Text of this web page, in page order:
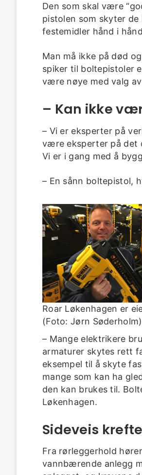
Den som skal være
pistolen som skyter
festemidler hånd i
Man må ikke på død
spiker til boltepistoler
være nøye med valg
– Kan ikke
– Vi er eksperter på
være eksperter på det
Vi er i gang med å
– En sånn boltepistol,
Roar Løkenhagen er
(Foto: Jørn Søderholm)
– Mange elektrikere
armaturer skytes rett
eksempel til å skyte
mange som kan ha
den kan brukes til.
Løkenhagen.
Sideveis
Fra rørleggerhold
vannbærende anlegg